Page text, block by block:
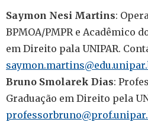
Saymon Nesi Martins:
BPMOA/PMPR e Acadêmico
em Direito pala UNIPAR.
Bruno Smolarek Dias:
Graduação em Direito pela